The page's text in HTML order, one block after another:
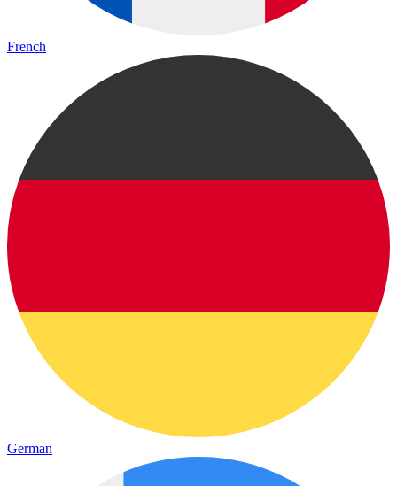
French
German